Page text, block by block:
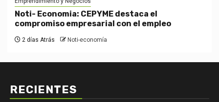
Noti- Economia: CEPYME destaca el
compromiso empresarial con el empleo
2 días Atrás Noti-economía
RECIENTES